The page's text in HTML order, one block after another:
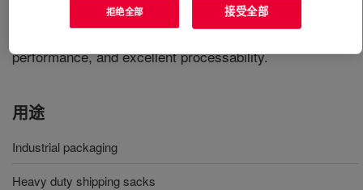
Enhanced Polyethylene Resin offers a unique balance of
performance, and excellent processability.
用途
Industrial packaging
Heavy duty shipping sacks
拒绝全部 接受全部